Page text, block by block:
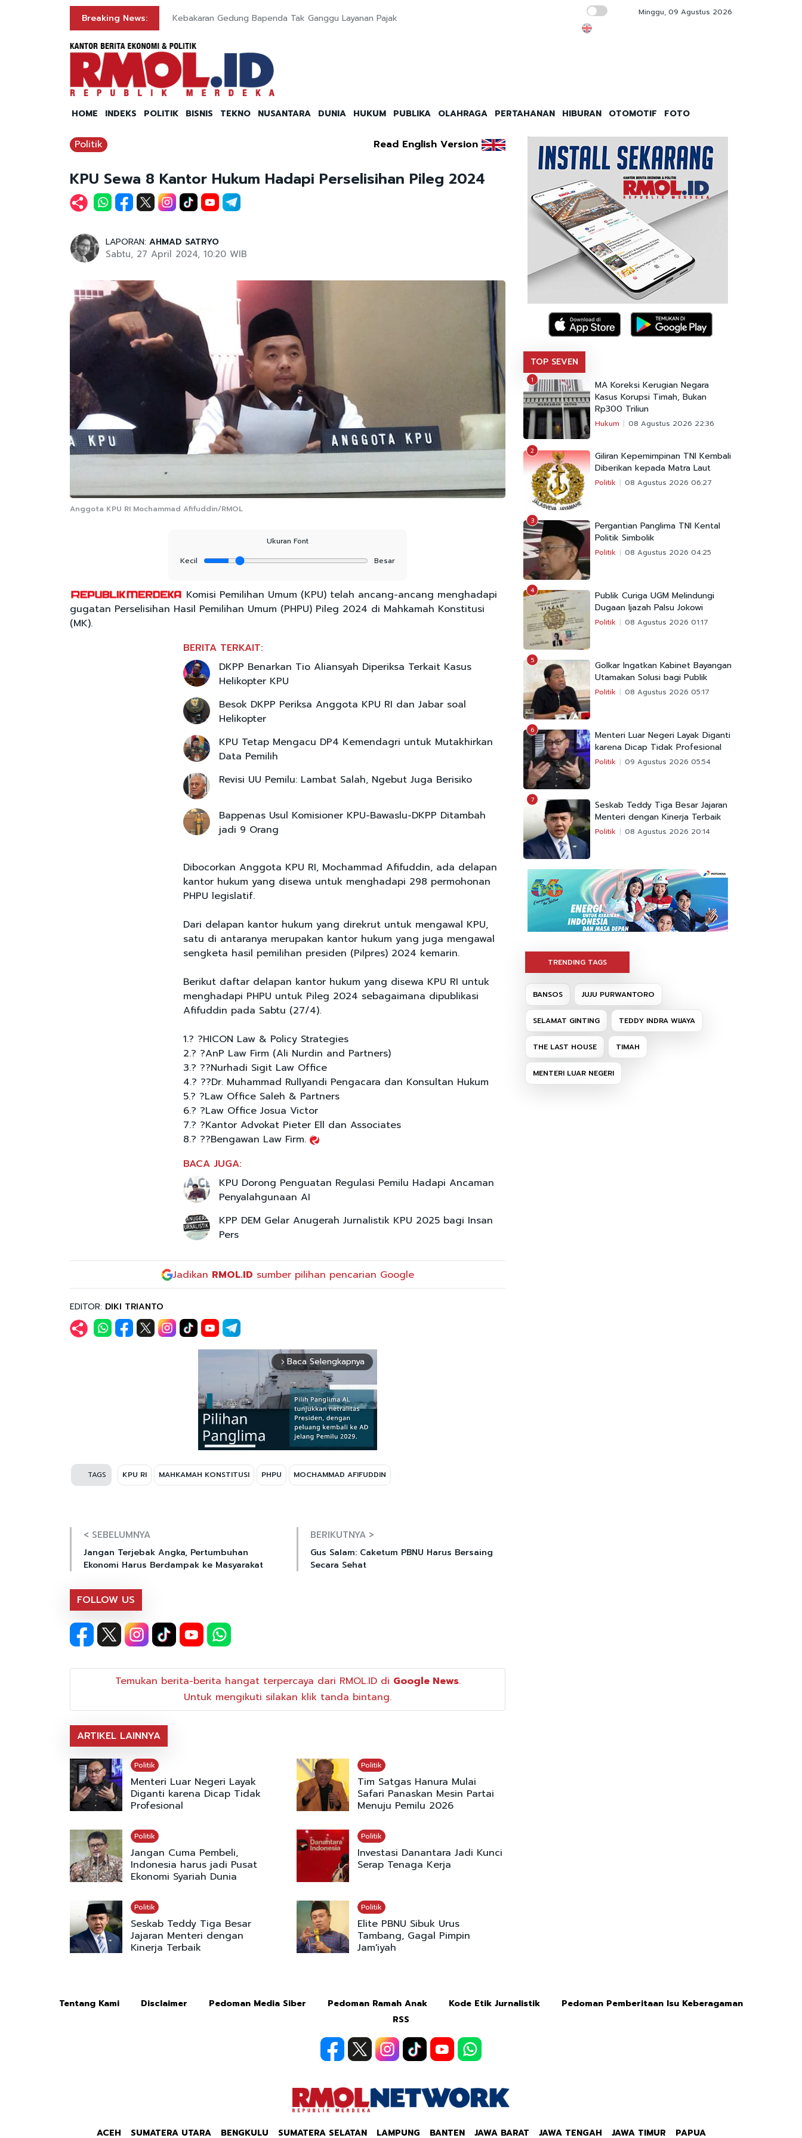
Breaking News: Kebakaran Gedung Bapenda Tak Ganggu Layanan Pajak Kejari Tanjung Perak Bantah Isu
Minggu, 09 Agustus 2026
HOME INDEKS POLITIK BISNIS TEKNO NUSANTARA DUNIA HUKUM PUBLIKA OLAHRAGA PERTAHANAN HIBURAN OTOMOTIF FOTO
Politik Read English Version
KPU Sewa 8 Kantor Hukum Hadapi Perselisihan Pileg 2024
LAPORAN: AHMAD SATRYO
Sabtu, 27 April 2024, 10:20 WIB
Anggota KPU RI Mochammad Afifuddin/RMOL
Ukuran Font
Kecil
Besar
Komisi Pemilihan Umum (KPU) telah ancang-ancang menghadapi
gugatan Perselisihan Hasil Pemilihan Umum (PHPU) Pileg 2024 di Mahkamah Konstitusi
(MK).
BERITA TERKAIT:
DKPP Benarkan Tio Aliansyah Diperiksa Terkait Kasus
Helikopter KPU
Besok DKPP Periksa Anggota KPU RI dan Jabar soal
Helikopter
KPU Tetap Mengacu DP4 Kemendagri untuk Mutakhirkan
Data Pemilih
Revisi UU Pemilu: Lambat Salah, Ngebut Juga Berisiko
Bappenas Usul Komisioner KPU-Bawaslu-DKPP Ditambah
jadi 9 Orang
Dibocorkan Anggota KPU RI, Mochammad Afifuddin, ada delapan
kantor hukum yang disewa untuk menghadapi 298 permohonan
PHPU legislatif.
Dari delapan kantor hukum yang direkrut untuk mengawal KPU,
satu di antaranya merupakan kantor hukum yang juga mengawal
sengketa hasil pemilihan presiden (Pilpres) 2024 kemarin.
Berikut daftar delapan kantor hukum yang disewa KPU RI untuk
menghadapi PHPU untuk Pileg 2024 sebagaimana dipublikasi
Afifuddin pada Sabtu (27/4).
1.? ?HICON Law & Policy Strategies
2.? ?AnP Law Firm (Ali Nurdin and Partners)
3.? ??Nurhadi Sigit Law Office
4.? ??Dr. Muhammad Rullyandi Pengacara dan Konsultan Hukum
5.? ?Law Office Saleh & Partners
6.? ?Law Office Josua Victor
7.? ?Kantor Advokat Pieter Ell dan Associates
8.? ??Bengawan Law Firm.
BACA JUGA:
KPU Dorong Penguatan Regulasi Pemilu Hadapi Ancaman
Penyalahgunaan AI
KPP DEM Gelar Anugerah Jurnalistik KPU 2025 bagi Insan
Pers
Jadikan RMOL.ID sumber pilihan pencarian Google
EDITOR: DIKI TRIANTO
arrow_forward_ios Baca Selengkapnya
TAGS KPU RI MAHKAMAH KONSTITUSI PHPU MOCHAMMAD AFIFUDDIN
< SEBELUMNYA
Jangan Terjebak Angka, Pertumbuhan
Ekonomi Harus Berdampak ke Masyarakat
BERIKUTNYA >
Gus Salam: Caketum PBNU Harus Bersaing
Secara Sehat
FOLLOW US
Temukan berita-berita hangat terpercaya dari RMOL.ID di Google News.
Untuk mengikuti silakan klik tanda bintang.
ARTIKEL LAINNYA
Politik
Menteri Luar Negeri Layak
Diganti karena Dicap Tidak
Profesional
Politik
Tim Satgas Hanura Mulai
Safari Panaskan Mesin Partai
Menuju Pemilu 2026
Politik
Jangan Cuma Pembeli,
Indonesia harus jadi Pusat
Ekonomi Syariah Dunia
Politik
Investasi Danantara Jadi Kunci
Serap Tenaga Kerja
Politik
Seskab Teddy Tiga Besar
Jajaran Menteri dengan
Kinerja Terbaik
Politik
Elite PBNU Sibuk Urus
Tambang, Gagal Pimpin
Jam'iyah
TOP SEVEN
1
MA Koreksi Kerugian Negara
Kasus Korupsi Timah, Bukan
Rp300 Triliun
Hukum 08 Agustus 2026 22:36
2
Giliran Kepemimpinan TNI Kembali
Diberikan kepada Matra Laut
Politik 08 Agustus 2026 06:27
3
Pergantian Panglima TNI Kental
Politik Simbolik
Politik 08 Agustus 2026 04:25
4
Publik Curiga UGM Melindungi
Dugaan Ijazah Palsu Jokowi
Politik 08 Agustus 2026 01:17
5
Golkar Ingatkan Kabinet Bayangan
Utamakan Solusi bagi Publik
Politik 08 Agustus 2026 05:17
6
Menteri Luar Negeri Layak Diganti
karena Dicap Tidak Profesional
Politik 09 Agustus 2026 05:54
7
Seskab Teddy Tiga Besar Jajaran
Menteri dengan Kinerja Terbaik
Politik 08 Agustus 2026 20:14
TRENDING TAGS
BANSOS JUJU PURWANTORO
SELAMAT GINTING TEDDY INDRA WIJAYA
THE LAST HOUSE TIMAH
MENTERI LUAR NEGERI
Tentang Kami Disclaimer Pedoman Media Siber Pedoman Ramah Anak Kode Etik Jurnalistik
Pedoman Pemberitaan Isu Keberagaman
RSS
ACEH SUMATERA UTARA BENGKULU SUMATERA SELATAN LAMPUNG BANTEN JAWA BARAT JAWA TENGAH JAWA TIMUR PAPUA